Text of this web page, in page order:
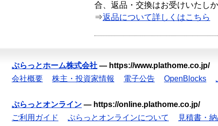
合、返品・交換はお受けいたし
⇒返品について詳しくはこちら
ぷらっとホーム株式会社 — https://www.plathome.co.jp/
会社概要
株主・投資家情報 電子公告 OpenBlocks
ぷらっとオンライン — https://online.plathome.co.jp/
ご利用ガイド
ぷらっとオンラインについて
見積書・